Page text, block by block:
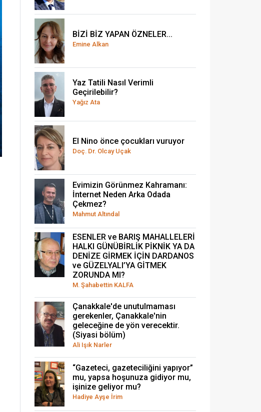
BİZİ BİZ YAPAN ÖZNELER...
Emine Alkan
Yaz Tatili Nasıl Verimli
Geçirilebilir?
Yağız Ata
El Nino önce çocukları vuruyor
Doç. Dr. Olcay Uçak
Evimizin Görünmez Kahramanı:
İnternet Neden Arka Odada
Çekmez?
Mahmut Altındal
ESENLER ve BARIŞ MAHALLELERİ
HALKI GÜNÜBİRLİK PİKNİK YA DA
DENİZE GİRMEK İÇİN DARDANOS
ve GÜZELYALI’YA GİTMEK
ZORUNDA MI?
M. Şahabettin KALFA
Çanakkale'de unutulmaması
gerekenler, Çanakkale'nin
geleceğine de yön verecektir.
(Siyasi bölüm)
Ali Işık Narler
“Gazeteci, gazeteciliğini yapıyor”
mu, yapsa hoşunuza gidiyor mu,
işinize geliyor mu?
Hadiye Ayşe İrim